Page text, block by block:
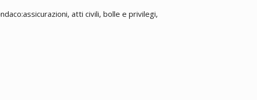
atti civili, bolle e privilegi,